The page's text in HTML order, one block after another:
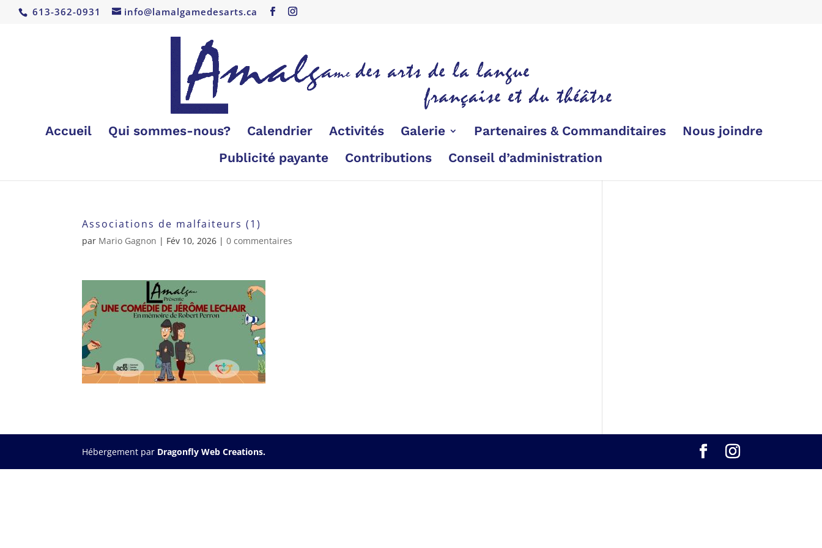
613-362-0931 info@lamalgamedesarts.ca
Accueil Qui sommes-nous? Calendrier Activités Galerie Partenaires & Commanditaires
Nous joindre
Publicité payante
Contributions Conseil d’administration
Associations de malfaiteurs (1)
par Mario Gagnon | Fév 10, 2026 |0 commentaires
Hébergement par Dragonfly Web Creations.